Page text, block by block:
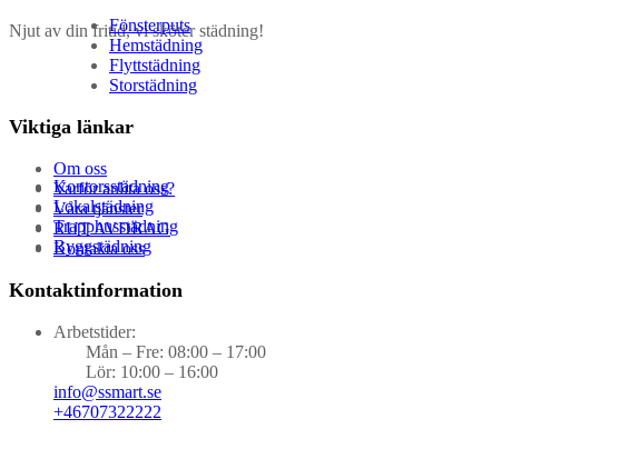
Njut av din fritid, vi sköter städning!
Fönsterputs
Hemstädning
Flyttstädning
Storstädning
Kontorsstädning
Lokalstädning
Trapphusstädning
Byggstädning
Viktiga länkar
Om oss
Varför anlita oss?
Våra tjänster
RUT AVDRAG
Kontakta oss
Kontaktinformation
Arbetstider:
Mån – Fre: 08:00 – 17:00
Lör: 10:00 – 16:00
info@ssmart.se
+46707322222